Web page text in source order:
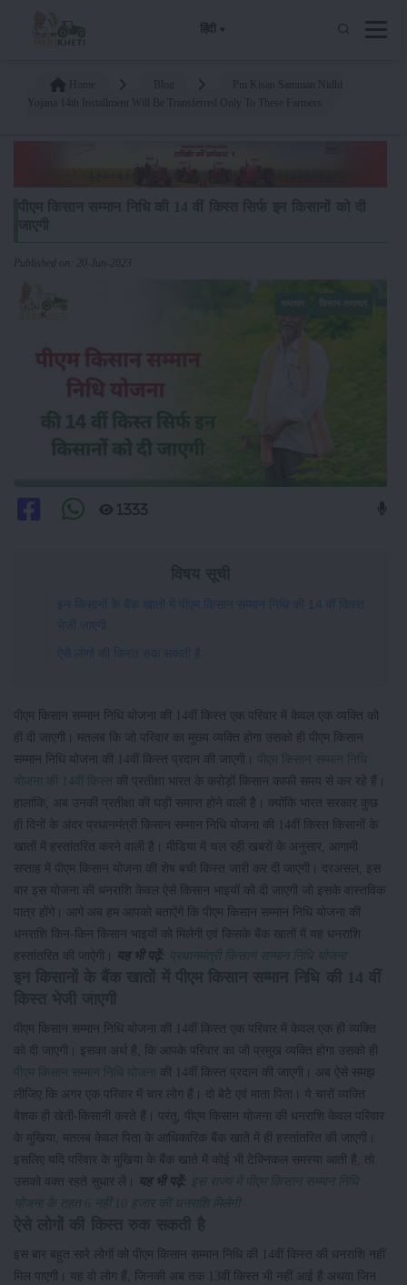
हिंदी
Published on: 20-Jun-2023
1333
इन किसानों के बैंक खातों में पीएम किसान सम्मान निधि की 14 वीं किस्त
भेजी जाएगी
ऐसे लोगों की किस्त रुक सकती है
पीएम किसान सम्मान निधि योजना की 14वीं किस्त एक परिवार में केवल एक व्यक्ति को
ही दी जाएगी। मतलब कि जो परिवार का मुख्य व्यक्ति होगा उसको ही पीएम किसान
सम्मान निधि योजना की 14वीं किस्त प्रदान की जाएगी।
पीएम किसान सम्मान निधि
योजना की 14वीं किस्त
की प्रतीक्षा भारत के करोड़ों किसान काफी समय से कर रहे हैं।
हालांकि, अब उनकी प्रतीक्षा की घड़ी समाप्त होने वाली है। क्योंकि भारत सरकार कुछ
ही दिनों के अंदर प्रधानमंत्री किसान सम्मान निधि योजना की 14वीं किस्त किसानों के
खातों में हस्तांतरित करने वाली है। मीडिया में चल रही खबरों के अनुसार, आगामी
सप्ताह में पीएम किसान योजना की शेष बची किस्त जारी कर दी जाएगी। दरअसल, इस
बार इस योजना की धनराशि केवल ऐसे किसान भाइयों को दी जाएगी जो इसके वास्तविक
पात्र होंगे। आगे अब हम आपको बताऐंगे कि पीएम किसान सम्मान निधि योजना की
धनराशि किन-किन किसान भाइयों को मिलेगी एवं किसके बैंक खातों में यह धनराशि
हस्तांतरित की जाऐगी।
यह भी पढ़ें: प्रधानमंत्री किसान सम्मान निधि योजना
पीएम किसान सम्मान निधि योजना की 14वीं किस्त एक परिवार में केवल एक ही व्यक्ति
को दी जाएगी। इसका अर्थ है, कि आपके परिवार का जो प्रमुख व्यक्ति होगा उसको ही
पीएम किसान सम्मान निधि योजना
की 14वीं किस्त प्रदान की जाएगी। अब ऐसे समझ
लीजिए कि अगर एक परिवार में चार लोग हैं। दो बेटे एवं माता पिता। ये चारों व्यक्ति
बेशक ही खेती-किसानी करते हैं। परंतु, पीएम किसान योजना की धनराशि केवल परिवार
के मुखिया, मतलब केवल पिता के आधिकारिक बैंक खाते में ही हस्तांतरित की जाएगी।
इसलिए यदि परिवार के मुखिया के बैंक खाते में कोई भी टेक्निकल समस्या आती है, तो
उसको वक्त रहते सुधार लें।
यह भी पढ़ें: इस राज्य में पीएम किसान सम्मान निधि
योजना के तहत 6 नहीं 10 हजार की धनराशि मिलेगी
इस बार बहुत सारे लोगों को पीएम किसान सम्मान निधि की 14वीं किस्त की धनराशि नहीं
मिल पाएगी। यह वो लोग हैं, जिनकी अब तक 13वीं किस्त भी नहीं आई है अथवा जिन